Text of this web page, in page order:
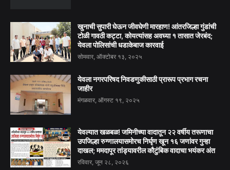
खुनाची सुपारी घेऊन जीवघेणी मारहाण! आंतरजिल्हा गुंडांची
टोळी गावठी कट्टा, कोयत्यांसह अवघ्या १ तासात जेरबंद;
येवला पोलिसांची धडाकेबाज कारवाई
सोमवार, ऑक्टोबर १३, २०२५
येवला नगरपरिषद निवडणुकीसाठी प्रारूप प्रभाग रचना
जाहीर
मंगळवार, ऑगस्ट १९, २०२५
येवल्यात खळबळ! जमिनीच्या वादातून २२ वर्षीय तरूणाचा
उपजिल्हा रुग्णालयासमोरच निर्घृण खून १६ जणांवर गुन्हा
दाखल; ममदापूर तांड्यावरील कौटुंबिक वादाचा भयंकर अंत
रविवार, जून २८, २०२६